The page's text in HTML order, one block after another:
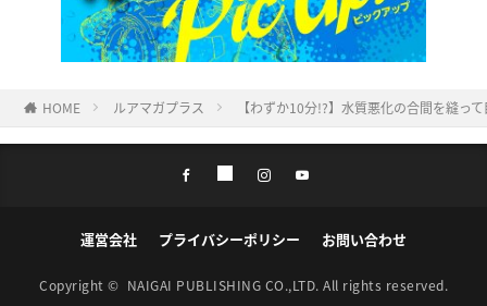
HOME ルアマガプラス 【わずか10分!?】水質悪化の合間を縫っ
運営会社 プライバシーポリシー お問い合わせ
Copyright © NAIGAI PUBLISHING CO.,LTD. All rights reserved.